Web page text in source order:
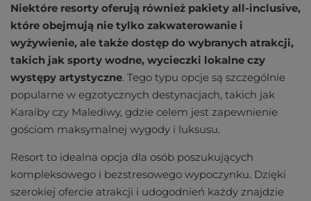
Niektóre resorty oferują również pakiety all-inclusive,
które obejmują nie tylko zakwaterowanie i
wyżywienie, ale także dostęp do wybranych atrakcji,
takich jak sporty wodne, wycieczki lokalne czy
występy artystyczne. Tego typu opcje są szczególnie
popularne w egzotycznych destynacjach, takich jak
Karaiby czy Malediwy, gdzie celem jest zapewnienie
gościom maksymalnej wygody i luksusu.
Resort to idealna opcja dla osób poszukujących
kompleksowego i bezstresowego wypoczynku. Dzięki
szerokiej ofercie atrakcji i udogodnień każdy znajdzie